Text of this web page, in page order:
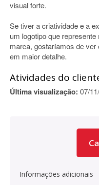
visual forte.
Se tiver a criatividade e a
um logotipo que
marca, gostaríamos de ver
em maior detalhe.
Atividades do
Última visualização: 07/
Informações adicionais